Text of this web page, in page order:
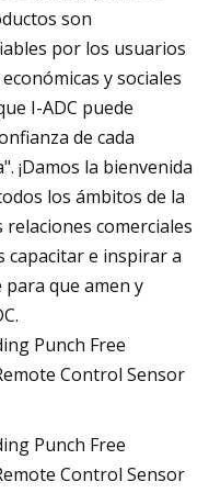
son
por los usuarios
y sociales
I-ADC puede
de cada
¡Damos la bienvenida
los ámbitos de la
comerciales
capacitar e inspirar a
que amen y